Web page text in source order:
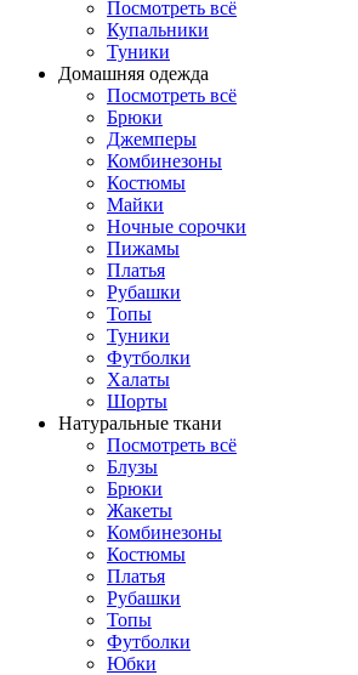
Посмотреть всё
Купальники
Туники
Домашняя одежда
Посмотреть всё
Брюки
Джемперы
Комбинезоны
Костюмы
Майки
Ночные сорочки
Пижамы
Платья
Рубашки
Топы
Туники
Футболки
Халаты
Шорты
Натуральные ткани
Посмотреть всё
Блузы
Брюки
Жакеты
Комбинезоны
Костюмы
Платья
Рубашки
Топы
Футболки
Юбки